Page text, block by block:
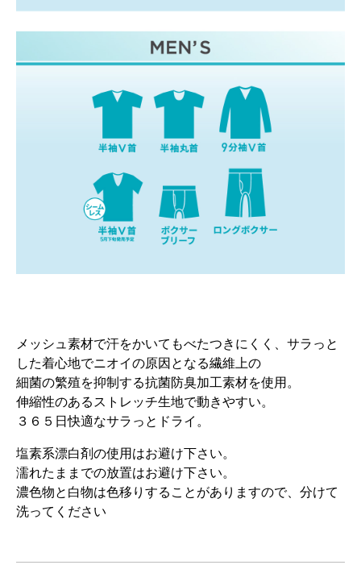
メッシュ素材で汗をかいてもべたつきにくく、サラっと
した着心地でニオイの原因となる繊維上の
細菌の繁殖を抑制する抗菌防臭加工素材を使用。
伸縮性のあるストレッチ生地で動きやすい。
３６５日快適なサラっとドライ。
塩素系漂白剤の使用はお避け下さい。
濡れたままでの放置はお避け下さい。
濃色物と白物は色移りすることがありますので、分けて
洗ってください